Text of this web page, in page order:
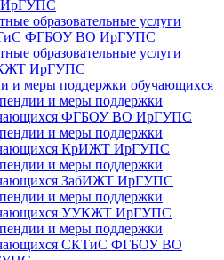
образовательные услуги
ФГБОУ ВО ИрГУПС
образовательные услуги
ИрГУПС
и меры поддержки обучающихся
и меры поддержки
ФГБОУ ВО ИрГУПС
и меры поддержки
КрИЖТ ИрГУПС
и меры поддержки
ЗабИЖТ ИрГУПС
и меры поддержки
УУКЖТ ИрГУПС
и меры поддержки
СКТиС ФГБОУ ВО